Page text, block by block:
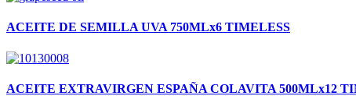
ACEITE DE SEMILLA UVA 750MLx6 TIMELESS
ACEITE EXTRAVIRGEN ESPAÑA COLAVITA 500MLx12